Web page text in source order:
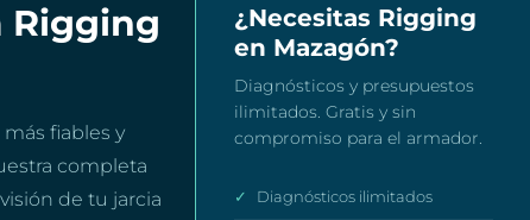
Rigging
fiables y
completa
de tu jarcia
¿Necesitas Rigging
en Mazagón?
Diagnósticos y presupuestos
ilimitados. Gratis y sin
compromiso para el armador.
✓ Diagnósticos ilimitados